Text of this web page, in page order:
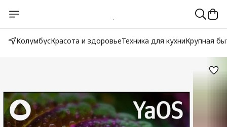
КолумбусКрасота и здоровьеТехника для кухниКрупная